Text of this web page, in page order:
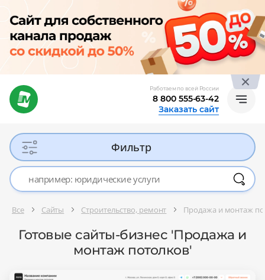
Работаем по всей России
8 800 555-63-42
Заказать сайт
Фильтр
Все Сайты Строительство, ремонт Продажа и монтаж
Готовые сайты-бизнес 'Продажа и
монтаж потолков'